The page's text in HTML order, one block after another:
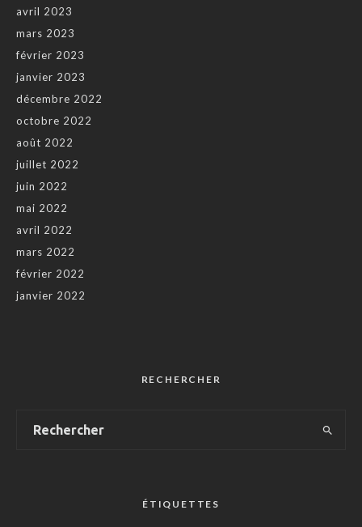
avril 2023
mars 2023
février 2023
janvier 2023
décembre 2022
octobre 2022
août 2022
juillet 2022
juin 2022
mai 2022
avril 2022
mars 2022
février 2022
janvier 2022
RECHERCHER
ÉTIQUETTES